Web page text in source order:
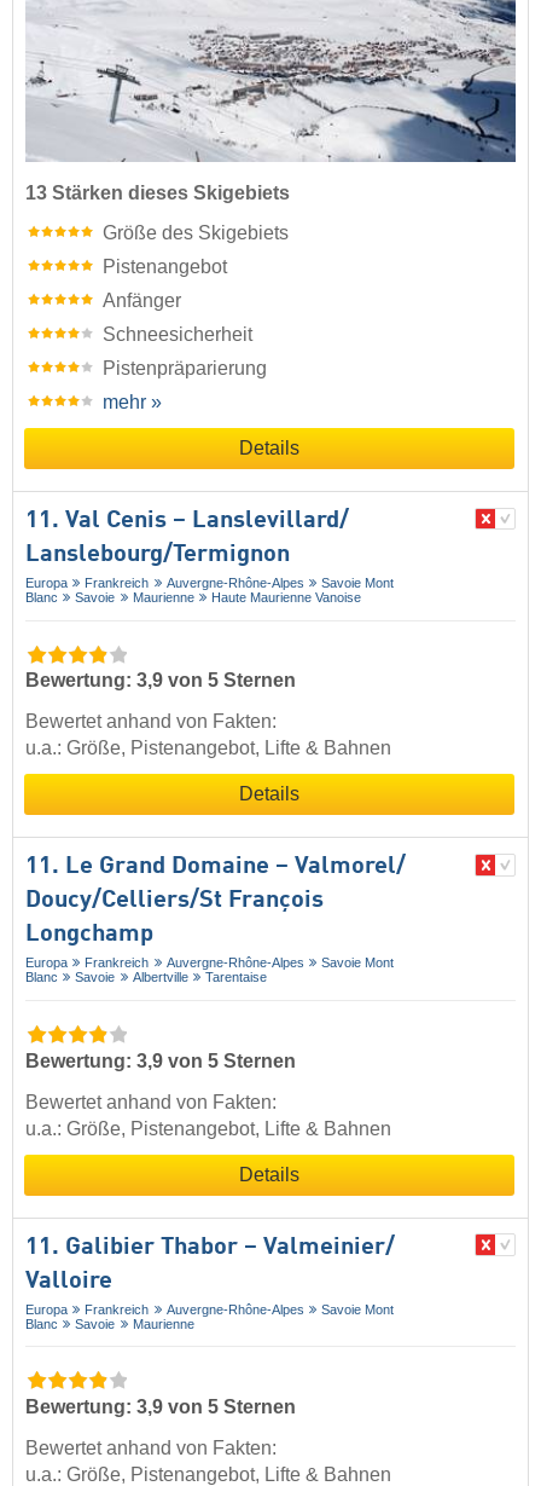
13 Stärken dieses Skigebiets
Größe des Skigebiets
Pistenangebot
Anfänger
Schneesicherheit
Pistenpräparierung
mehr »
Details
11. Val Cenis – Lanslevillard/​
Lanslebourg/​Termignon
Europa Frankreich Auvergne-Rhône-Alpes
Savoie Mont
Blanc
Savoie Maurienne Haute Maurienne Vanoise
Bewertung: 3,9 von 5 Sternen
Bewertet anhand von Fakten:
u.a.: Größe, Pistenangebot, Lifte & Bahnen
Details
11. Le Grand Domaine – Valmorel/​
Doucy/​Celliers/​St François
Longchamp
Europa Frankreich Auvergne-Rhône-Alpes
Savoie Mont
Blanc
Savoie Albertville Tarentaise
Bewertung: 3,9 von 5 Sternen
Bewertet anhand von Fakten:
u.a.: Größe, Pistenangebot, Lifte & Bahnen
Details
11. Galibier Thabor – Valmeinier/​
Valloire
Europa Frankreich Auvergne-Rhône-Alpes
Savoie Mont
Blanc
Savoie Maurienne
Bewertung: 3,9 von 5 Sternen
Bewertet anhand von Fakten:
u.a.: Größe, Pistenangebot, Lifte & Bahnen